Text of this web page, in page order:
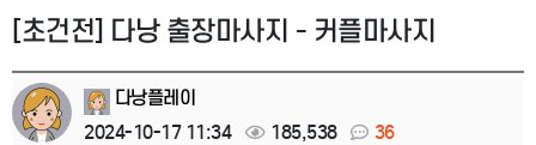
[초건전] 다낭 출장마사지 - 커플마사지
다낭플레이
2024-10-17 11:34
185,538 36